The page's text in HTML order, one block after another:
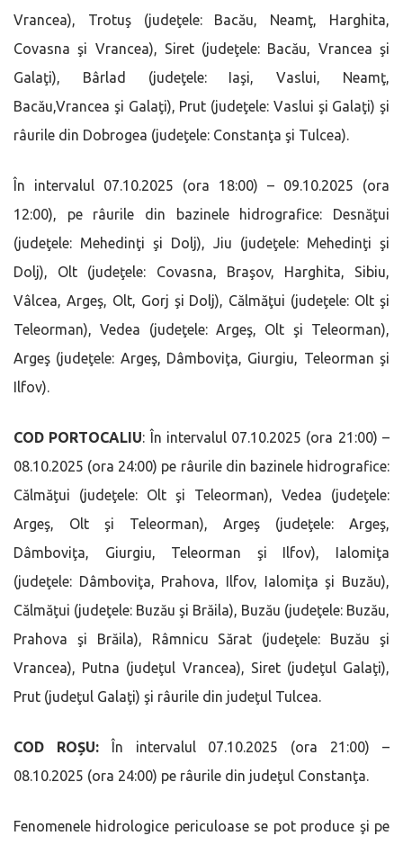
Vrancea), Trotuş (judeţele: Bacău, Neamţ, Harghita,
Covasna şi Vrancea), Siret (judeţele: Bacău, Vrancea şi
Galaţi), Bârlad (judeţele: Iaşi, Vaslui, Neamţ,
Bacău,Vrancea şi Galaţi), Prut (judeţele: Vaslui şi Galaţi) şi
râurile din Dobrogea (judeţele: Constanţa şi Tulcea).
În intervalul 07.10.2025 (ora 18:00) – 09.10.2025 (ora
12:00), pe râurile din bazinele hidrografice: Desnăţui
(judeţele: Mehedinţi şi Dolj), Jiu (judeţele: Mehedinţi şi
Dolj), Olt (judeţele: Covasna, Braşov, Harghita, Sibiu,
Vâlcea, Argeş, Olt, Gorj şi Dolj), Călmăţui (judeţele: Olt şi
Teleorman), Vedea (judeţele: Argeş, Olt şi Teleorman),
Argeş (judeţele: Argeş, Dâmboviţa, Giurgiu, Teleorman şi
Ilfov).
COD PORTOCALIU: În intervalul 07.10.2025 (ora 21:00) –
08.10.2025 (ora 24:00) pe râurile din bazinele hidrografice:
Călmăţui (judeţele: Olt şi Teleorman), Vedea (judeţele:
Argeş, Olt şi Teleorman), Argeş (judeţele: Argeş,
Dâmboviţa, Giurgiu, Teleorman şi Ilfov), Ialomiţa
(judeţele: Dâmboviţa, Prahova, Ilfov, Ialomiţa şi Buzău),
Călmăţui (judeţele: Buzău şi Brăila), Buzău (judeţele: Buzău,
Prahova şi Brăila), Râmnicu Sărat (judeţele: Buzău şi
Vrancea), Putna (judeţul Vrancea), Siret (judeţul Galaţi),
Prut (judeţul Galaţi) şi râurile din judeţul Tulcea.
COD ROȘU: În intervalul 07.10.2025 (ora 21:00) –
08.10.2025 (ora 24:00) pe râurile din judeţul Constanţa.
Fenomenele hidrologice periculoase se pot produce şi pe